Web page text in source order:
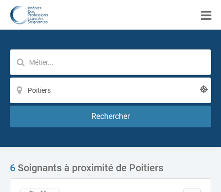
Rechercher
6 Soignants à proximité de Poitiers